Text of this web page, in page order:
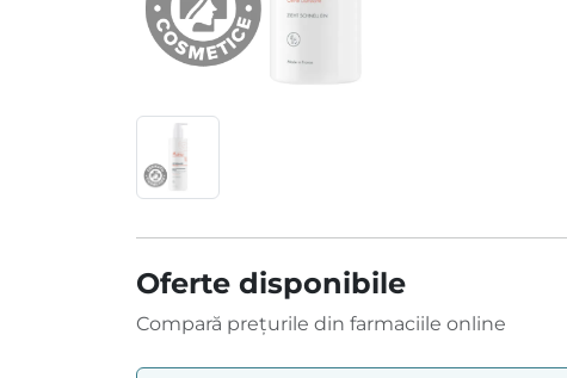
Oferte disponibile
Compară prețurile din farmaciile online